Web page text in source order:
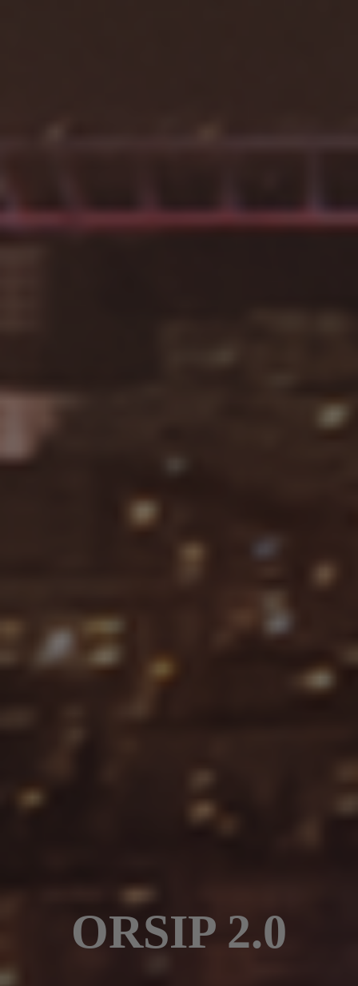
ORSIP 2.0